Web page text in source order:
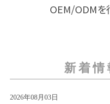
OEM/ODMを
新着情
2026年08月03日